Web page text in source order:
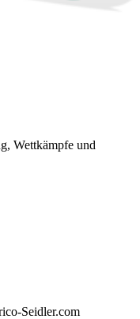
Wettkämpfe und
Seidler.com